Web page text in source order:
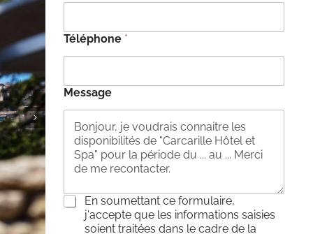
Téléphone *
Message
C
En soumettant ce formulaire,
j'accepte que les informations saisies
soient traitées dans le cadre de la